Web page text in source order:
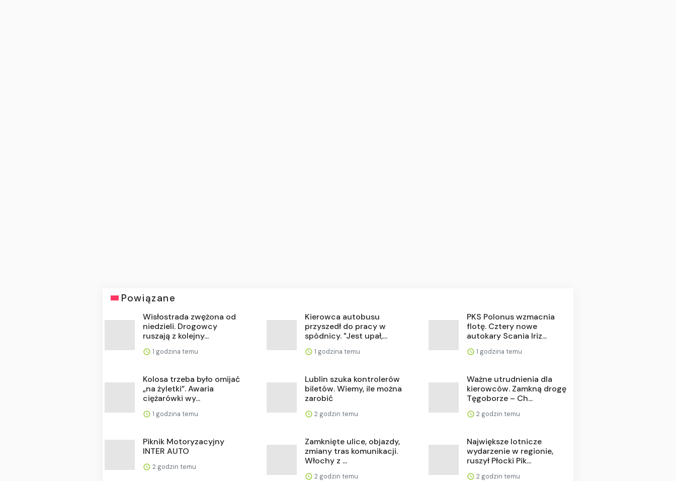
Powiązane
Wisłostrada zwężona od
niedzieli. Drogowcy
ruszają z kolejny...
1 godzina temu
Kierowca autobusu
przyszedł do pracy w
spódnicy. "Jest upał,...
1 godzina temu
PKS Polonus wzmacnia
flotę. Cztery nowe
autokary Scania Iriz...
1 godzina temu
Kolosa trzeba było omijać
„na żyletki”. Awaria
ciężarówki wy...
1 godzina temu
Lublin szuka kontrolerów
biletów. Wiemy, ile można
zarobić
2 godzin temu
Ważne utrudnienia dla
kierowców. Zamkną drogę
Tęgoborze – Ch...
2 godzin temu
Piknik Motoryzacyjny
INTER AUTO
2 godzin temu
Zamknięte ulice, objazdy,
zmiany tras komunikacji.
Włochy z ...
2 godzin temu
Największe lotnicze
wydarzenie w regionie,
ruszył Płocki Pik...
2 godzin temu